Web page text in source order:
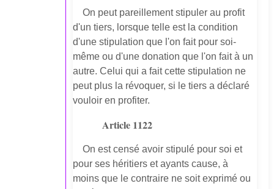
On peut pareillement stipuler au profit
d'un tiers, lorsque telle est la condition
d'une stipulation que l'on fait pour soi-
même ou d'une donation que l'on fait à un
autre. Celui qui a fait cette stipulation ne
peut plus la révoquer, si le tiers a déclaré
vouloir en profiter.
Article 1122
On est censé avoir stipulé pour soi et
pour ses héritiers et ayants cause, à
moins que le contraire ne soit exprimé ou